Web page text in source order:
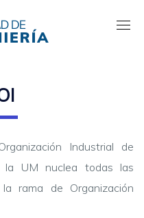
Industrial de
la UM nuclea todas las
rama de Organización